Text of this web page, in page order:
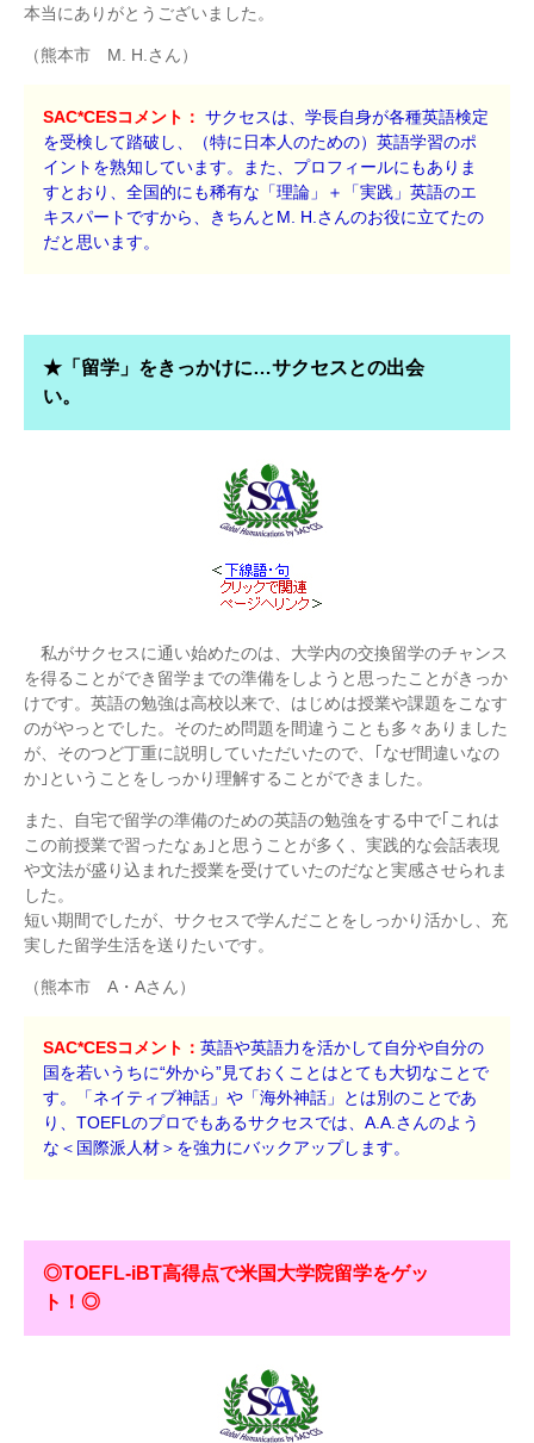
本当にありがとうございました。
（熊本市 M. H.さん）
SAC*CESコメント： サクセスは、学長自身が各種英語検定
を受検して踏破し、（特に日本人のための）英語学習のポ
イントを熟知しています。また、プロフィールにもありま
すとおり、全国的にも稀有な「理論」＋「実践」英語のエ
キスパートですから、きちんとM. H.さんのお役に立てたの
だと思います。
★「留学」をきっかけに…サクセスとの出会
い。
私がサクセスに通い始めたのは、大学内の交換留学のチャンス
を得ることができ留学までの準備をしようと思ったことがきっか
けです。英語の勉強は高校以来で、はじめは授業や課題をこなす
のがやっとでした。そのため問題を間違うことも多々ありました
が、そのつど丁重に説明していただいたので、｢なぜ間違いなの
か｣ということをしっかり理解することができました。
また、自宅で留学の準備のための英語の勉強をする中で｢これは
この前授業で習ったなぁ｣と思うことが多く、実践的な会話表現
や文法が盛り込まれた授業を受けていたのだなと実感させられま
した。
短い期間でしたが、サクセスで学んだことをしっかり活かし、充
実した留学生活を送りたいです。
（熊本市 A・Aさん）
SAC*CESコメント：英語や英語力を活かして自分や自分の
国を若いうちに“外から”見ておくことはとても大切なことで
す。「ネイティブ神話」や「海外神話」とは別のことであ
り、TOEFLのプロでもあるサクセスでは、A.A.さんのよう
な＜国際派人材＞を強力にバックアップします。
◎TOEFL-iBT高得点で米国大学院留学をゲッ
ト！◎